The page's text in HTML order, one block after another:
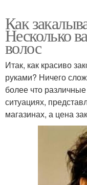
Как
Несколько
волос
Итак, как красиво
руками? Ничего
более что
ситуациях,
магазинах, а цена